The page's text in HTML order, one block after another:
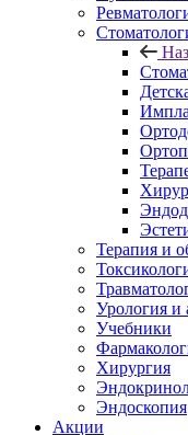
Терапия и
Урология и
Учебники
Хирургия
Эндоскопия
Акции